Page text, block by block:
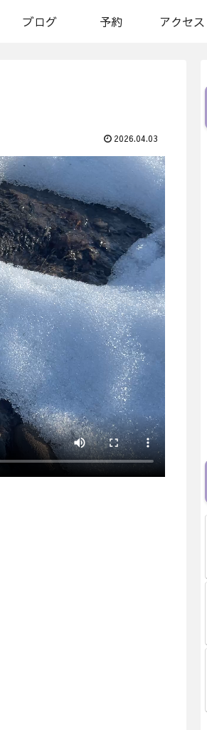
ブログ 予約 アクセス
2026.04.03